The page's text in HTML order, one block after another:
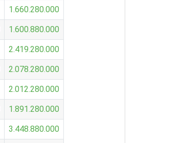
1.660.280.000
1.600.880.000
2.419.280.000
2.078.280.000
2.012.280.000
1.891.280.000
3.448.880.000